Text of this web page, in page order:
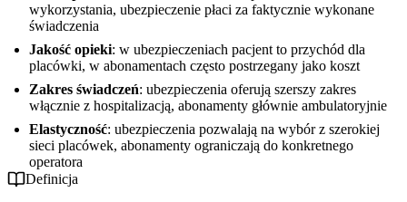
wykorzystania, ubezpieczenie płaci za faktycznie wykonane
świadczenia
Jakość opieki: w ubezpieczeniach pacjent to przychód dla
placówki, w abonamentach często postrzegany jako koszt
Zakres świadczeń: ubezpieczenia oferują szerszy zakres
włącznie z hospitalizacją, abonamenty głównie ambulatoryjnie
Elastyczność: ubezpieczenia pozwalają na wybór z szerokiej
sieci placówek, abonamenty ograniczają do konkretnego
operatora
Definicja